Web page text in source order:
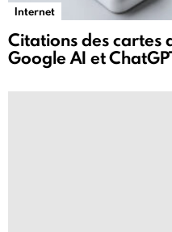
Internet
Citations des cartes
Google AI et